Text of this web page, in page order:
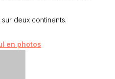
deux continents.
en photos